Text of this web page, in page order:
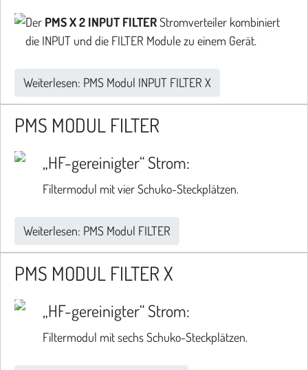
Der PMS X 2 INPUT FILTERStromverteiler kombiniert
die INPUT und die FILTER Module zu einem Gerät.
Weiterlesen: PMS Modul INPUT FILTER X
PMS MODUL FILTER
„HF-gereinigter“ Strom:
Filtermodul mit vier Schuko-Steckplätzen.
Weiterlesen: PMS Modul FILTER
PMS MODUL FILTER X
„HF-gereinigter“ Strom:
Filtermodul mit sechs Schuko-Steckplätzen.